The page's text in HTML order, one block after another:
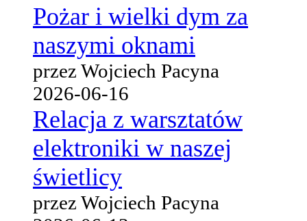
Pożar i wielki dym za
naszymi oknami
przez Wojciech Pacyna
2026-06-16
Relacja z warsztatów
elektroniki w naszej
świetlicy
przez Wojciech Pacyna